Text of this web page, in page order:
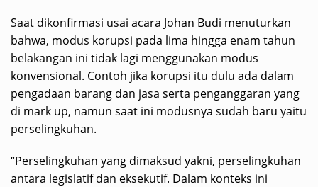
Saat dikonfirmasi usai acara Johan Budi menuturkan
bahwa, modus korupsi pada lima hingga enam tahun
belakangan ini tidak lagi menggunakan modus
konvensional. Contoh jika korupsi itu dulu ada dalam
pengadaan barang dan jasa serta penganggaran yang
di mark up, namun saat ini modusnya sudah baru yaitu
perselingkuhan.
“Perselingkuhan yang dimaksud yakni, perselingkuhan
antara legislatif dan eksekutif. Dalam konteks ini